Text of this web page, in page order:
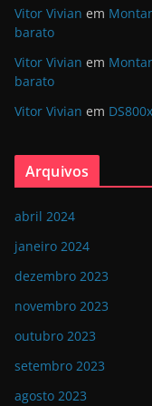
Vitor Vivian em
barato
Vitor Vivian em
barato
Vitor Vivian em
Arquivos
abril 2024
janeiro 2024
dezembro 2023
novembro 2023
outubro 2023
setembro 2023
agosto 2023